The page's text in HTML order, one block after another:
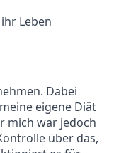
Leben
Dabei
eigene Diät
mich war jedoch
über das,